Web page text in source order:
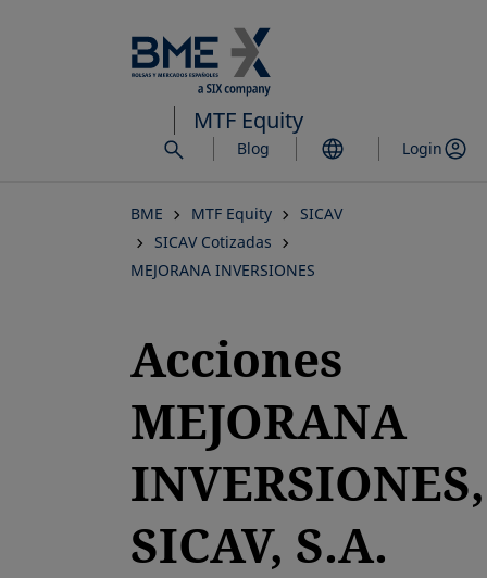
al
contenido
principal
MTF Equity
Blog Login
BME MTF Equity
SICAV
SICAV Cotizadas
MEJORANA INVERSIONES
Acciones
MEJORANA
INVERSIONES,
SICAV, S.A.